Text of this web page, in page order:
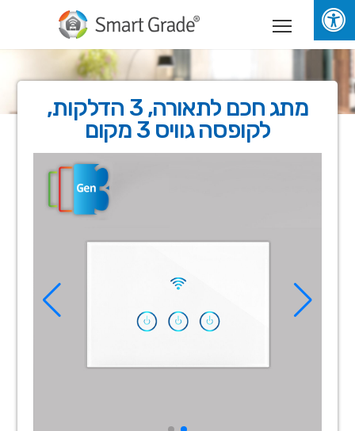
מתג חכם לתאורה, 3 הדלקות,
לקופסה גוויס 3 מקום